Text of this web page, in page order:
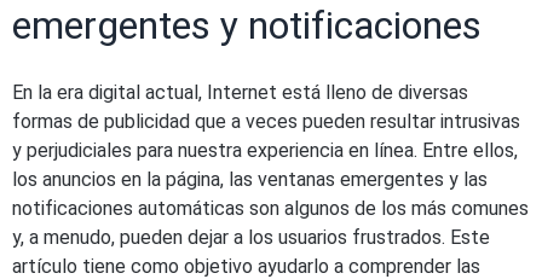
emergentes y notificaciones
En la era digital actual, Internet está lleno de diversas
formas de publicidad que a veces pueden resultar intrusivas
y perjudiciales para nuestra experiencia en línea. Entre ellos,
los anuncios en la página, las ventanas emergentes y las
notificaciones automáticas son algunos de los más comunes
y, a menudo, pueden dejar a los usuarios frustrados. Este
artículo tiene como objetivo ayudarlo a comprender las